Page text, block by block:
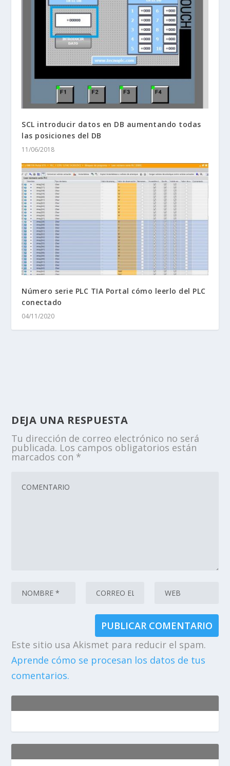
SCL introducir datos en DB aumentando todas
las posiciones del DB
11/06/2018
Número serie PLC TIA Portal cómo leerlo del PLC
conectado
04/11/2020
DEJA UNA RESPUESTA
Tu dirección de correo electrónico no será
publicada. Los campos obligatorios están
marcados con *
Este sitio usa Akismet para reducir el spam.
Aprende cómo se procesan los datos de tus
comentarios.